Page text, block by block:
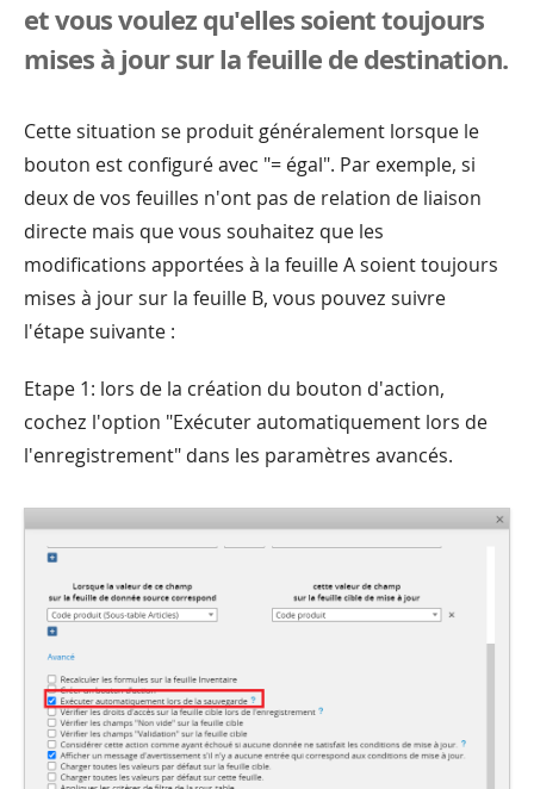
et vous voulez qu'elles soient toujours
mises à jour sur la feuille de destination.
Cette situation se produit généralement lorsque le
bouton est configuré avec "= égal". Par exemple, si
deux de vos feuilles n'ont pas de relation de liaison
directe mais que vous souhaitez que les
modifications apportées à la feuille A soient toujours
mises à jour sur la feuille B, vous pouvez suivre
l'étape suivante :
Etape 1: lors de la création du bouton d'action,
cochez l'option "Exécuter automatiquement lors de
l'enregistrement" dans les paramètres avancés.